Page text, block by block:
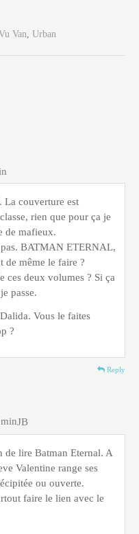
Van Urban
La couverture est
rien que pour ça je
de mafieux.
BATMAN ETERNAL,
de même le faire ?
ces deux volumes ? Si ça
passe.
Vous le faites
?
Reply
JB
de lire Batman Eternal. A
Valentine range ses
ou ouverte.
faire le lien avec le